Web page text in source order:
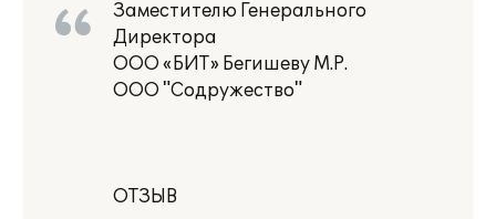
Заместителю Генерального
Директора
ООО «БИТ» Бегишеву М.Р.
ООО "Содружество"
ОТЗЫВ